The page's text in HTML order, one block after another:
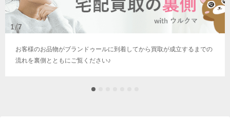
お客様のお品物がブランドゥールに到着してから買取が成立するまでの
流れを裏側とともにご覧ください♪